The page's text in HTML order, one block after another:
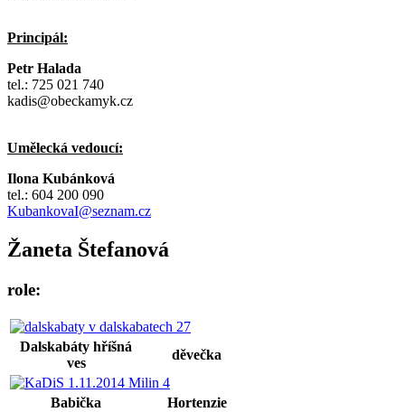
Principál:
Petr Halada
tel.: 725 021 740
kadis@obeckamyk.cz
Umělecká vedoucí:
Ilona Kubánková
tel.: 604 200 090
KubankovaI@seznam.cz
Žaneta Štefanová
role:
Dalskabáty hříšná
ves
děvečka
Babička Hortenzie